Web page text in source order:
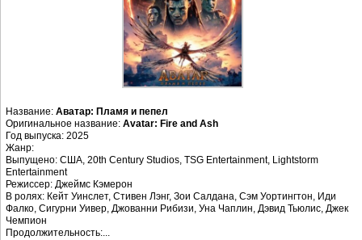
Название: Аватар: Пламя и пепел
Оригинальное название: Avatar: Fire and Ash
Год выпуска: 2025
Жанр:
Выпущено: США, 20th Century Studios, TSG Entertainment, Lightstorm
Entertainment
Режиссер: Джеймс Кэмерон
В ролях: Кейт Уинслет, Стивен Лэнг, Зои Салдана, Сэм Уортингтон, Иди
Фалко, Сигурни Уивер, Джованни Рибизи, Уна Чаплин, Дэвид Тьюлис, Джек
Чемпион
Продолжительность:...